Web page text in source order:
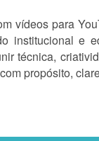
vídeos para
institucional e
técnica,
propósito,